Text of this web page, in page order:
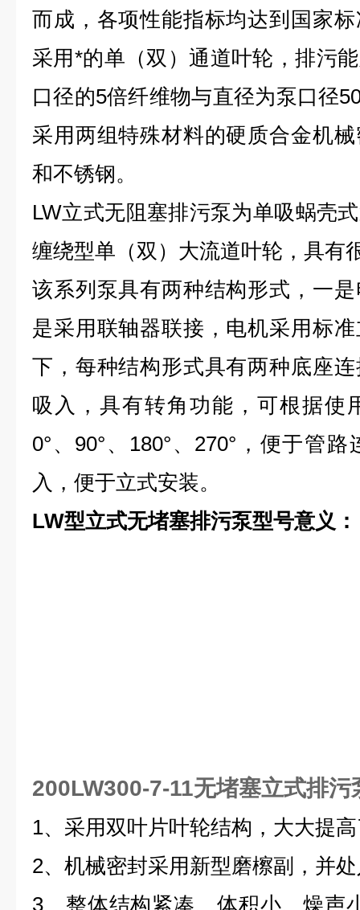
而成，各项性能指标均达到国家
采用*的单（双）通道叶轮，排污
口径的5倍纤维物与直径为泵口径
采用两组特殊材料的硬质合金机
和不锈钢。
LW立式无阻塞排污泵为单吸蜗壳
缠绕型单（双）大流道叶轮，具有
该系列泵具有两种结构形式，一
是采用联轴器联接，电机采用标
下，每种结构形式具有两种底座
吸入，具有转角功能，可根据使
0°、90°、180°、270°，便于管
入，便于立式安装。
LW型立式无堵塞排污泵型号意义：
200LW300-7-11无堵塞立式排污
1、采用双叶片叶轮结构，大大提
2、机械密封采用新型磨檫副，并
3、整体结构紧凑、体积小、燥声